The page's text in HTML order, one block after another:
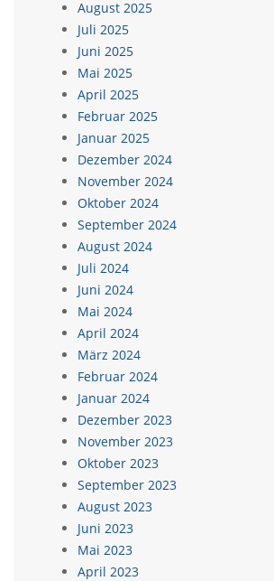
August 2025
Juli 2025
Juni 2025
Mai 2025
April 2025
Februar 2025
Januar 2025
Dezember 2024
November 2024
Oktober 2024
September 2024
August 2024
Juli 2024
Juni 2024
Mai 2024
April 2024
März 2024
Februar 2024
Januar 2024
Dezember 2023
November 2023
Oktober 2023
September 2023
August 2023
Juni 2023
Mai 2023
April 2023